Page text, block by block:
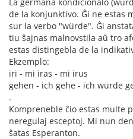
de la konjunktivo. Ĝi ne estas
sur la verbo "würde". Ĝi
tiu ŝajnas malnovstila aŭ tro
estas distingebla de la
Ekzemplo:
iri - mi iras - mi irus
gehen - ich gehe - ich würde
.
Kompreneble ĉio estas multe
neregulaj esceptoj. Mi nun
ŝatas Esperanton.